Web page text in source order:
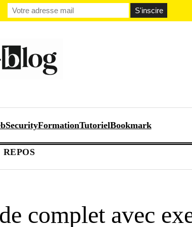
FormationTutorielBookmark
REPOS
complet avec